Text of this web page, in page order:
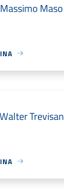
Massimo Maso
Walter Trevisan